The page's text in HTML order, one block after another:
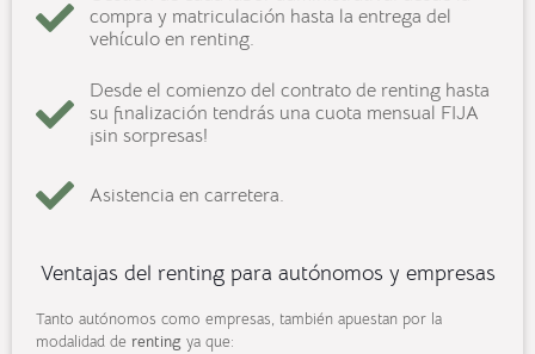
compra y matriculación hasta la entrega del
vehículo en renting.
Desde el comienzo del contrato de renting hasta
su finalización tendrás una cuota mensual FIJA
¡sin sorpresas!
Asistencia en carretera.
Ventajas del renting para autónomos y empresas
Tanto autónomos como empresas, también apuestan por la
modalidad de renting ya que: